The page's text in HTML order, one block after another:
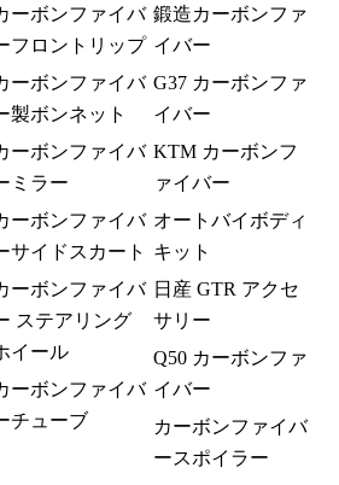
ーボンファイバ
フロントリップ
ーボンファイバ
製ボンネット
ーボンファイバ
ミラー
ーボンファイバ
サイドスカート
ーボンファイバ
ステアリング
イール
ーボンファイバ
チューブ
鍛造カーボンファ
イバー
G37 カーボンファ
イバー
KTM カーボンフ
ァイバー
オートバイボディ
キット
日産 GTR アクセ
サリー
Q50 カーボンファ
イバー
カーボンファイバ
ースポイラー